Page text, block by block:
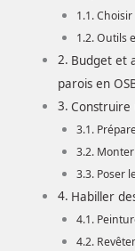
Choisir
Outils
Budget et
parois en
Construire
Monter
Poser
Habiller